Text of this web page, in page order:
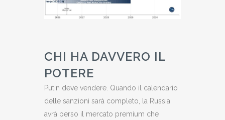
CHI HA DAVVERO IL
POTERE
Putin deve vendere. Quando il calendario
delle sanzioni sarà completo, la Russia
avrà perso il mercato premium che